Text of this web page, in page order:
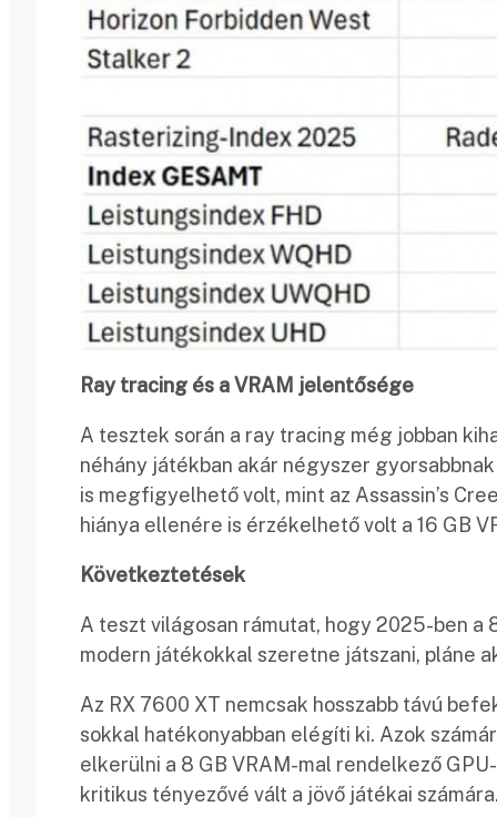
Ray tracing és a VRAM jelentősége
A tesztek során a ray tracing még jobban
néhány játékban akár négyszer
is megfigyelhető volt, mint az Assassin’s
hiánya ellenére is érzékelhető volt a 16 GB
Következtetések
A teszt világosan rámutat, hogy 2025-ben a
modern játékokkal szeretne játszani, pláne
Az RX 7600 XT nemcsak hosszabb távú
sokkal hatékonyabban elégíti ki. Azok
elkerülni a 8 GB VRAM-mal rendelkező
kritikus tényezővé vált a jövő játékai